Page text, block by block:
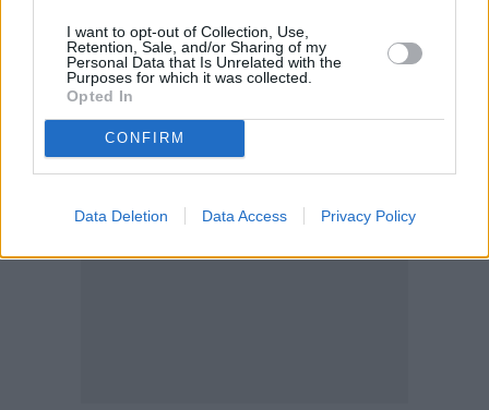
I want to opt-out of Collection, Use,
Retention, Sale, and/or Sharing of my
Personal Data that Is Unrelated with the
Purposes for which it was collected.
Opted In
CONFIRM
Data Deletion Data Access Privacy Policy